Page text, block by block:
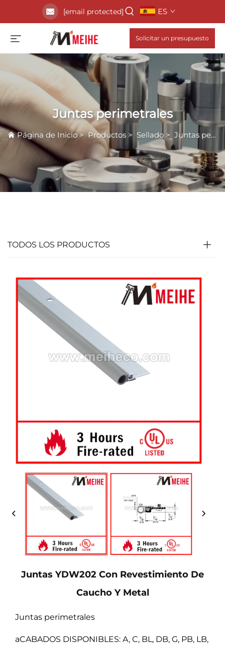
[email protected] ES
Solicitar un presupuesto
Juntas perimetrales
Página de Inicio>Productos > Sellado > Juntas perimetrales
TODOS LOS PRODUCTOS
Juntas YDW202 Con Revestimiento De
Caucho Y Metal
Juntas perimetrales
aCABADOS DISPONIBLES: A, C, BL, DB, G, PB, LB,